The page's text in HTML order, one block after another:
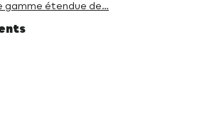
gamme étendue de…